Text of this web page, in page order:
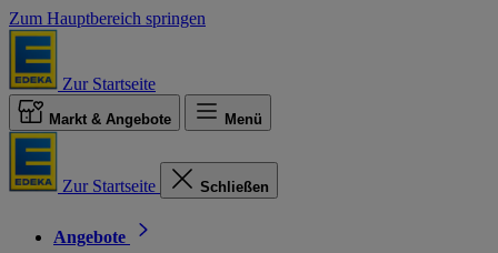
Zum Hauptbereich springen
Zur Startseite
Markt & Angebote Menü
Zur Startseite Schließen
Angebote